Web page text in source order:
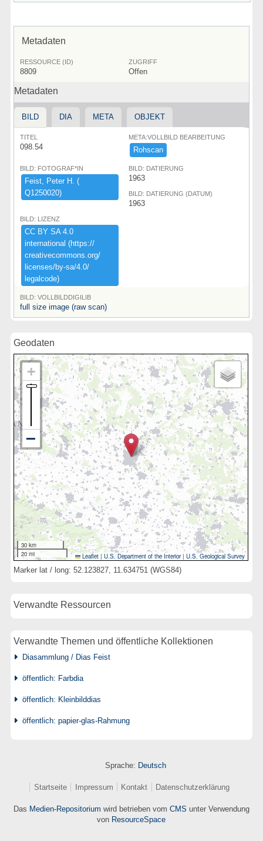
Metadaten
RESSOURCE (ID)
8809
ZUGRIFF
Offen
Metadaten
BILD DIA META OBJEKT
TITEL
098.54
META:VOLLBILD BEARBEITUNG
Rohscan
BILD: FOTOGRAF*IN
Feist,​ ​Peter ​H.​ ​(​
Q1250020)​
BILD: DATIERUNG
1963
BILD: DATIERUNG (DATUM)
1963
BILD: LIZENZ
CC ​BY ​SA ​4.​0 ​
international ​(​https:​/​/​
creativecommons.​org/​
licenses/​by-​sa/​4.​0/​
legalcode)​
BILD: VOLLBILDDIGILIB
full size image (raw scan)
Geodaten
30 km
20 mi
Leaflet | U.S. Department of the Interior|U.S. Geological Survey
Marker lat / long: 52.123827, 11.634751 (WGS84)
Verwandte Ressourcen
Verwandte Themen und öffentliche Kollektionen
Diasammlung / Dias Feist
öffentlich: Farbdia
öffentlich: Kleinbilddias
öffentlich: papier-glas-Rahmung
Sprache: Deutsch
Startseite Impressum Kontakt Datenschutzerklärung
Das Medien-Repositorium wird betrieben vom CMS unter Verwendung
von ResourceSpace